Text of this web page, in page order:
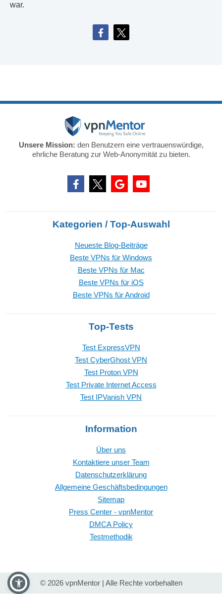
war.
Unsere Mission: den Benutzern eine vertrauenswürdige,
ehrliche Beratung zur Web-Anonymität zu bieten.
Kategorien / Top-Auswahl
Neueste Blog-Beiträge
Beste VPNs für Windows
Beste VPNs für Mac
Beste VPNs für iOS
Beste VPNs für Android
Top-Tests
Test ExpressVPN
Test CyberGhost VPN
Test Proton VPN
Test Private Internet Access
Test IPVanish VPN
Information
Über uns
Kontaktiere unser Team
Datenschutzerklärung
Allgemeine Geschäftsbedingungen
Sitemap
Press Center - vpnMentor
DMCA Policy
Testmethodik
© 2026 vpnMentor | Alle Rechte vorbehalten